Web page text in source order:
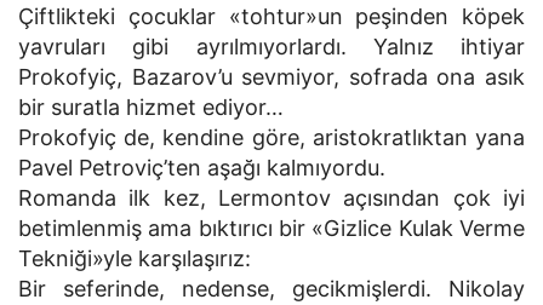
Çiftlikteki çocuklar «tohtur»un peşinden köpek
yavruları gibi ayrılmıyorlardı. Yalnız ihtiyar
Prokofyiç, Bazarov’u sevmiyor, sofrada ona asık
bir suratla hizmet ediyor…
Prokofyiç de, kendine göre, aristokratlıktan yana
Pavel Petroviç’ten aşağı kalmıyordu.
Romanda ilk kez, Lermontov açısından çok iyi
betimlenmiş ama bıktırıcı bir «Gizlice Kulak Verme
Tekniği»yle karşılaşırız:
Bir seferinde, nedense, gecikmişlerdi. Nikolay